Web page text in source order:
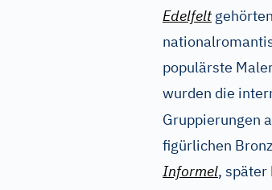
Edelfelt
populärste
wurden die
Gruppierungen
figürlichen
Informel, später